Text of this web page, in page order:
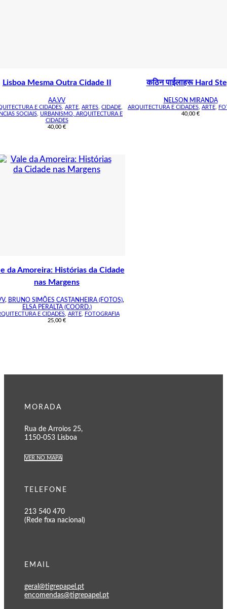
Lisboa Mesma Outra Cidade II
AA.VV
E CIDADES ARTE ARTES CIDADE
SOCIAIS URBANISMO, ARQUITECTURA E
CIDADES
40,00 €
कठिन पाईलाहरू Hard
NELSON MIRANDA
ARQUITECTURA E CIDADES ARTE
40,00 €
da Amoreira: Histórias da Cidade
nas Margens
, BRUNO SIMÕES CASTANHEIRA (FOTOS),
ELSA PERALTA (COORD.)
E CIDADES ARTE
FOTOGRAFIA
25,00 €
MORADA
Rua de Arroios 25,
1150-053 Lisboa
VER NO MAPA
TELEFONE
213 540 470
(Rede fixa nacional)
EMAIL
geral@tigrepapel.pt
encomendas@tigrepapel.pt